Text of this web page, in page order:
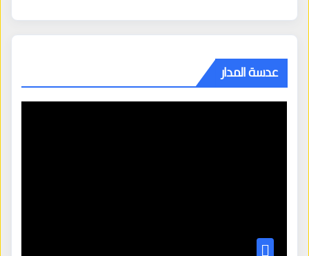
عدسة المدار